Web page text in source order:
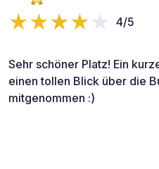
4/5
Sehr schöner Platz! Ein
einen tollen Blick über die
mitgenommen :)